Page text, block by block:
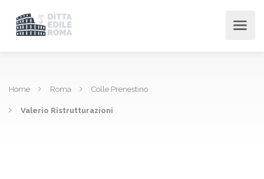
Home Roma Colle Prenestino
Valerio Ristrutturazioni